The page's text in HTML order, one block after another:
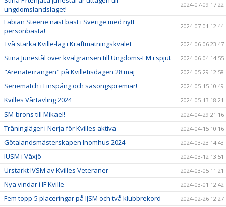
ungdomslandslaget!
2024-07-09 17:22
Fabian Steene näst bäst i Sverige med nytt
personbästa!
2024-07-01 12:44
Två starka Kville-lag i Kraftmätningskvalet 2024-06-06 23:47
Stina Junestål över kvalgränsen till Ungdoms-EM i spjut 2024-06-04 14:55
"Arenaterrängen" på Kvilletisdagen 28 maj 2024-05-29 12:58
Seriematch i Finspång och säsongspremiär! 2024-05-15 10:49
Kvilles Vårtävling 2024 2024-05-13 18:21
SM-brons till Mikael! 2024-04-29 21:16
Träningläger i Nerja för Kvilles aktiva 2024-04-15 10:16
Götalandsmästerskapen Inomhus 2024 2024-03-23 14:43
IUSM i Växjö 2024-03-12 13:51
Urstarkt IVSM av Kvilles Veteraner 2024-03-05 11:21
Nya vindar i IF Kville 2024-03-01 12:42
Fem topp-5 placeringar på IJSM och två klubbrekord 2024-02-26 12:27